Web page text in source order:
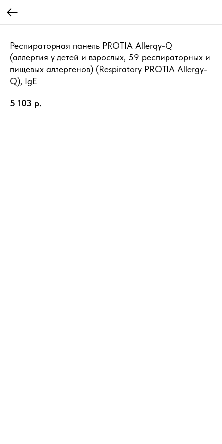
Респираторная панель PROTIA Allerqy-Q
(аллергия у детей и взрослых, 59 респираторных и
пищевых аллергенов) (Respiratory PROTIA Allergy-
Q), IgE
5 103 р.